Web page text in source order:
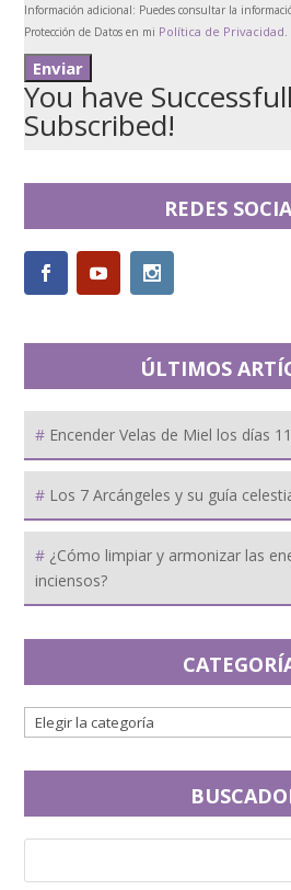
Información adicional: Puedes consultar la
Protección de Datos en mi Política de Privacidad
You have
Subscribed!
REDES
ÚLTIMOS
Encender Velas de Miel los días
Los 7 Arcángeles y su guía
¿Cómo limpiar y armonizar las
inciensos?